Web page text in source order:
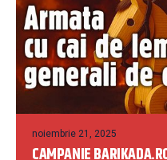
noiembrie 21, 2025
CAMPANIE